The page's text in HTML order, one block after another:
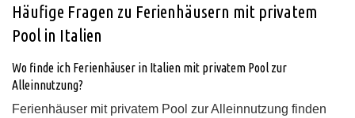
Häufige Fragen zu Ferienhäusern mit privatem
Pool in Italien
Wo finde ich Ferienhäuser in Italien mit privatem Pool zur
Alleinnutzung?
Ferienhäuser mit privatem Pool zur Alleinnutzung finden